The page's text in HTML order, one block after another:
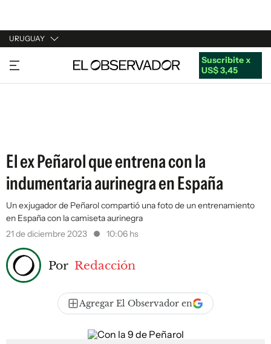
URUGUAY
URUGUAY
ARGENTINA
Suscribite x
US$ 3,45
El ex Peñarol que entrena con la
indumentaria aurinegra en España
Un exjugador de Peñarol compartió una foto de un entrenamiento
en España con la camiseta aurinegra
21 de diciembre 2023
10:06 hs
Por Redacción
Agregar El Observador en